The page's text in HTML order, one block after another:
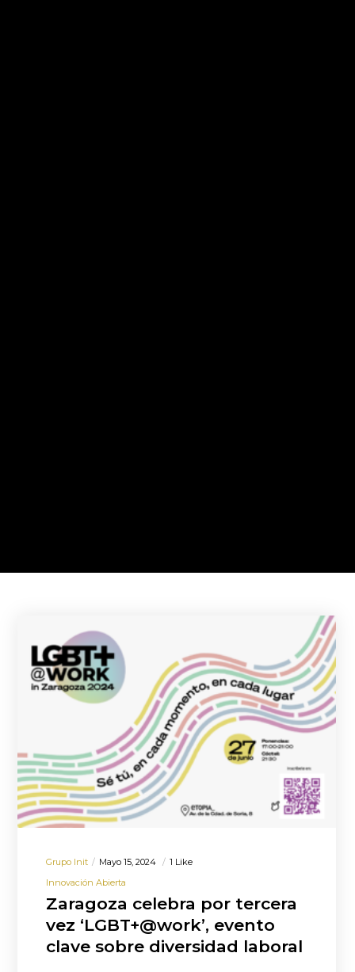
Grupo Init Mayo 15, 2024
1 Like
Innovación Abierta
Zaragoza celebra por tercera
vez ‘LGBT+@work’, evento
clave sobre diversidad laboral